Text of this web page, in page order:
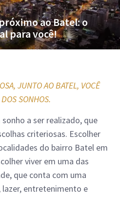
ao Batel: o
para você!
JUNTO AO BATEL, VOCÊ
SONHOS.
a ser realizado, que
criteriosas. Escolher
do bairro Batel em
viver em uma das
que conta com uma
entretenimento e